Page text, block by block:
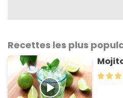
Recettes les plus